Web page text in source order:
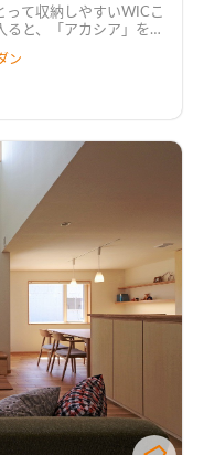
って収納しやすいWIC こ
と、「アカシア」を基
り豊かにする。
壁掛けTV裏はこだわ
趣味のバイク用品な
タマイズしていく
ン